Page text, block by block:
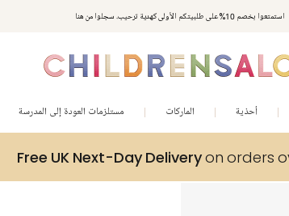
استمتعوا بخصم 10% على طلبيتكم الأولى كهدية ترحيب. سجلوا من هنا
أحذية الماركات مستلزمات العودة إلى المدرسة
Free UK Next-Day Deliveryon orders